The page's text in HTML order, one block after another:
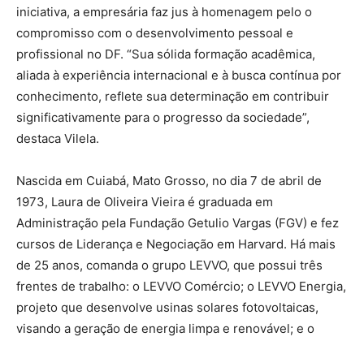
iniciativa, a empresária faz jus à homenagem pelo o
compromisso com o desenvolvimento pessoal e
profissional no DF. “Sua sólida formação acadêmica,
aliada à experiência internacional e à busca contínua por
conhecimento, reflete sua determinação em contribuir
significativamente para o progresso da sociedade”,
destaca Vilela.
Nascida em Cuiabá, Mato Grosso, no dia 7 de abril de
1973, Laura de Oliveira Vieira é graduada em
Administração pela Fundação Getulio Vargas (FGV) e fez
cursos de Liderança e Negociação em Harvard. Há mais
de 25 anos, comanda o grupo LEVVO, que possui três
frentes de trabalho: o LEVVO Comércio; o LEVVO Energia,
projeto que desenvolve usinas solares fotovoltaicas,
visando a geração de energia limpa e renovável; e o